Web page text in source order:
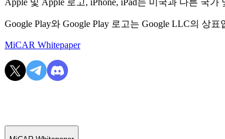
Apple 및 Apple 로고, iPhone, iPad는 미국과 다른 국
Google Play와 Google Play 로고는 Google LLC의 상표
MiCAR Whitepaper